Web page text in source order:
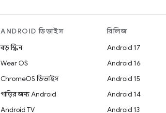
ANDROID ডিভাইস
বড় স্ক্রিন
Wear OS
ChromeOS ডিভাইস
গাড়ির জন্য Android
Android TV
রিলিজ
Android 17
Android 16
Android 15
Android 14
Android 13